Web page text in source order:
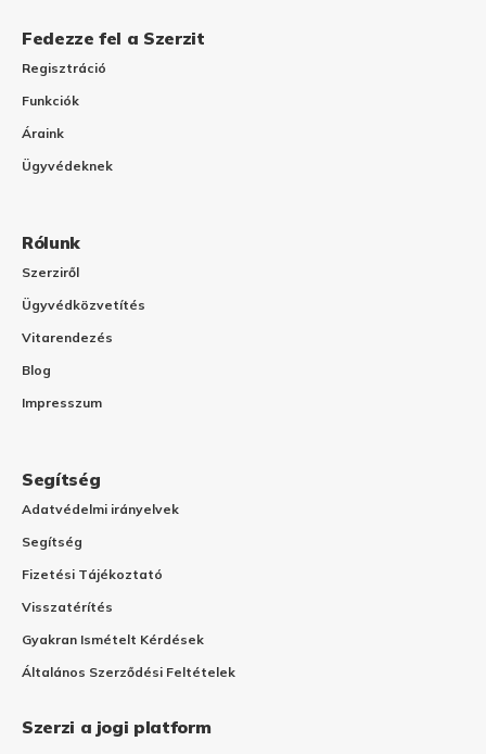
Fedezze fel a Szerzit
Regisztráció
Funkciók
Áraink
Ügyvédeknek
Rólunk
Szerziről
Ügyvédközvetítés
Vitarendezés
Blog
Impresszum
Segítség
Adatvédelmi irányelvek
Segítség
Fizetési Tájékoztató
Visszatérítés
Gyakran Ismételt Kérdések
Általános Szerződési Feltételek
Szerzi a jogi platform